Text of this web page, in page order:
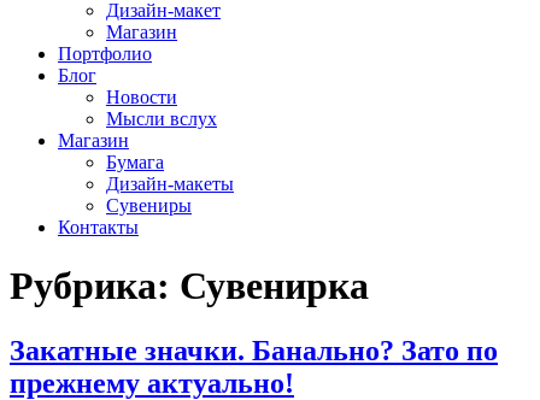
Дизайн-макет
Магазин
Портфолио
Блог
Новости
Мысли вслух
Магазин
Бумага
Дизайн-макеты
Сувениры
Контакты
Рубрика: Сувенирка
Закатные значки. Банально? Зато по
прежнему актуально!